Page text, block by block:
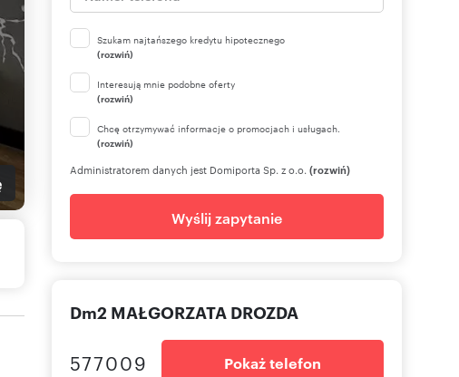
Szukam najtańszego kredytu hipotecznego
(rozwiń)
Interesują mnie podobne oferty
(rozwiń)
Chcę otrzymywać informacje o promocjach i usługach.
(rozwiń)
Administratorem danych jest Domiporta Sp. z o.o. (rozwiń)
Wyślij zapytanie
Dm2 MAŁGORZATA DROZDA
577009 Pokaż telefon